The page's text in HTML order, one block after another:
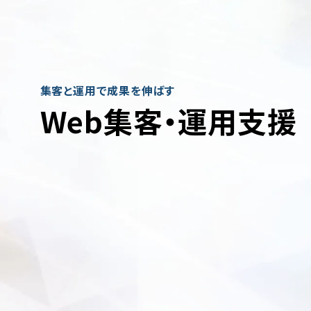
集客と運用で成果を伸ばす
Web集客・運用支援